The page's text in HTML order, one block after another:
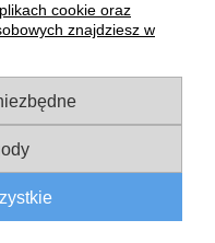
cookie oraz
znajdziesz w